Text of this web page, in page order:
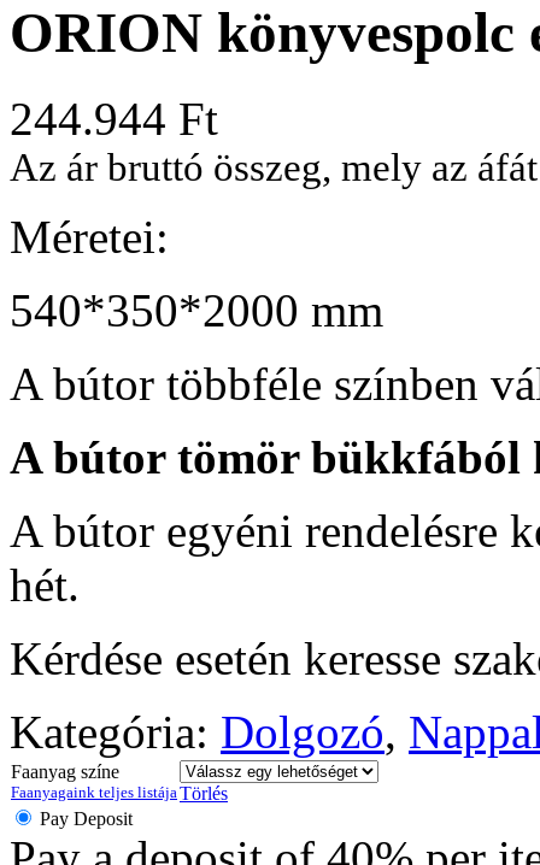
ORION könyvespolc
244.944 Ft
Az ár bruttó összeg, mely az
Méretei:
540*350*2000 mm
A bútor többféle színben
A bútor tömör bükkfából
A bútor egyéni rendelésre
hét.
Kérdése esetén keresse
Kategória: Dolgozó,
Faanyag színe
Faanyagaink teljes listája Törlés
Pay Deposit